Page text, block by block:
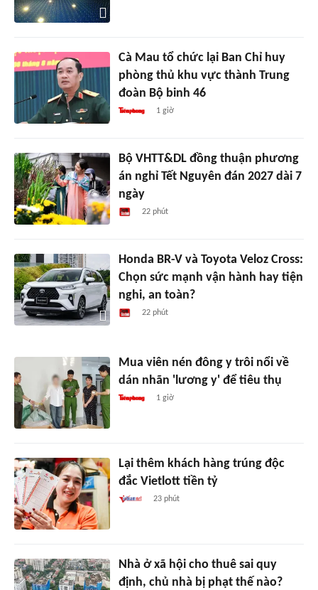
Cà Mau tổ chức lại Ban Chỉ huy
phòng thủ khu vực thành Trung
đoàn Bộ binh 46
1 giờ
Bộ VHTT&DL đồng thuận phương
án nghỉ Tết Nguyên đán 2027 dài 7
ngày
22 phút
Honda BR-V và Toyota Veloz Cross:
Chọn sức mạnh vận hành hay tiện
nghi, an toàn?
22 phút
Mua viên nén đông y trôi nổi về
dán nhãn 'lương y' để tiêu thụ
1 giờ
Lại thêm khách hàng trúng độc
đắc Vietlott tiền tỷ
23 phút
Nhà ở xã hội cho thuê sai quy
định, chủ nhà bị phạt thế nào?